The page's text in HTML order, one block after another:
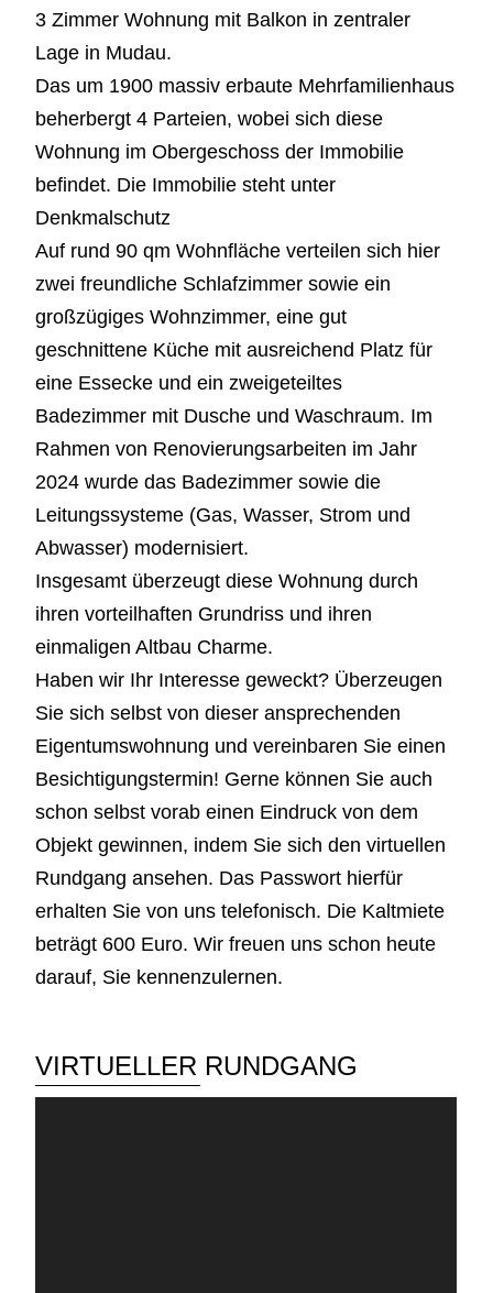
3 Zimmer Wohnung mit Balkon in zentraler
Lage in Mudau.
Das um 1900 massiv erbaute Mehrfamilienhaus
beherbergt 4 Parteien, wobei sich diese
Wohnung im Obergeschoss der Immobilie
befindet. Die Immobilie steht unter
Denkmalschutz
Auf rund 90 qm Wohnfläche verteilen sich hier
zwei freundliche Schlafzimmer sowie ein
großzügiges Wohnzimmer, eine gut
geschnittene Küche mit ausreichend Platz für
eine Essecke und ein zweigeteiltes
Badezimmer mit Dusche und Waschraum. Im
Rahmen von Renovierungsarbeiten im Jahr
2024 wurde das Badezimmer sowie die
Leitungssysteme (Gas, Wasser, Strom und
Abwasser) modernisiert.
Insgesamt überzeugt diese Wohnung durch
ihren vorteilhaften Grundriss und ihren
einmaligen Altbau Charme.
Haben wir Ihr Interesse geweckt? Überzeugen
Sie sich selbst von dieser ansprechenden
Eigentumswohnung und vereinbaren Sie einen
Besichtigungstermin! Gerne können Sie auch
schon selbst vorab einen Eindruck von dem
Objekt gewinnen, indem Sie sich den virtuellen
Rundgang ansehen. Das Passwort hierfür
erhalten Sie von uns telefonisch. Die Kaltmiete
beträgt 600 Euro. Wir freuen uns schon heute
darauf, Sie kennenzulernen.
VIRTUELLER RUNDGANG